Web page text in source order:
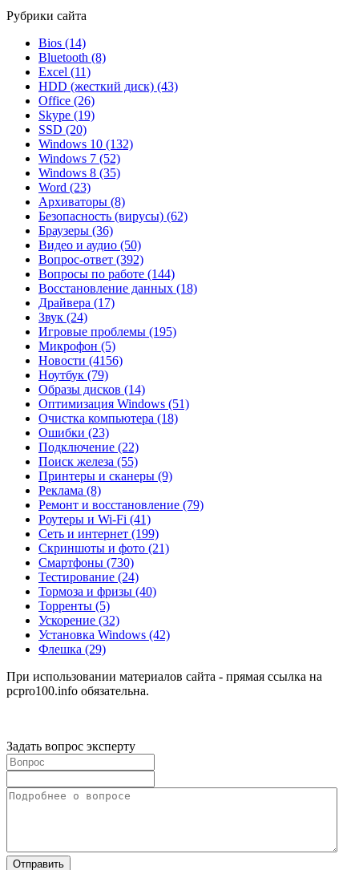
Рубрики сайта
Bios (14)
Bluetooth (8)
Excel (11)
HDD (жесткий диск) (43)
Office (26)
Skype (19)
SSD (20)
Windows 10 (132)
Windows 7 (52)
Windows 8 (35)
Word (23)
Архиваторы (8)
Безопасность (вирусы) (62)
Браузеры (36)
Видео и аудио (50)
Вопрос-ответ (392)
Вопросы по работе (144)
Восстановление данных (18)
Драйвера (17)
Звук (24)
Игровые проблемы (195)
Микрофон (5)
Новости (4156)
Ноутбук (79)
Образы дисков (14)
Оптимизация Windows (51)
Очистка компьютера (18)
Ошибки (23)
Подключение (22)
Поиск железа (55)
Принтеры и сканеры (9)
Реклама (8)
Ремонт и восстановление (79)
Роутеры и Wi-Fi (41)
Сеть и интернет (199)
Скриншоты и фото (21)
Смартфоны (730)
Тестирование (24)
Тормоза и фризы (40)
Торренты (5)
Ускорение (32)
Установка Windows (42)
Флешка (29)
При использовании материалов сайта - прямая ссылка на
pcpro100.info обязательна.
Задать вопрос эксперту